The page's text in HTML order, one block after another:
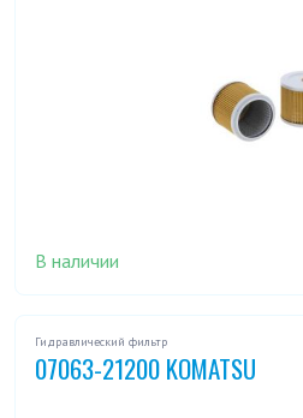
В наличии
Гидравлический фильтр
07063-21200 KOMATSU